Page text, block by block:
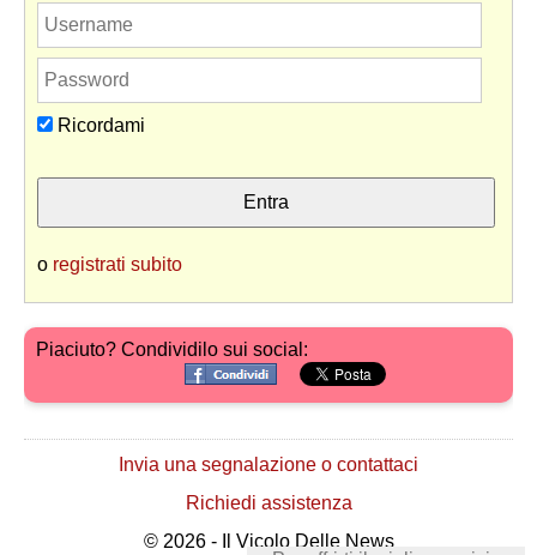
Ricordami
o registrati subito
Piaciuto? Condividilo sui social:
Invia una segnalazione o contattaci
Richiedi assistenza
© 2026 - Il Vicolo Delle News